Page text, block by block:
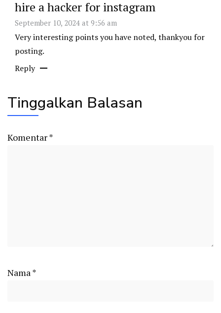
hire a hacker for instagram
September 10, 2024 at 9:56 am
Very interesting points you have noted, thankyou for
posting.
Reply
Tinggalkan Balasan
Komentar*
Nama *